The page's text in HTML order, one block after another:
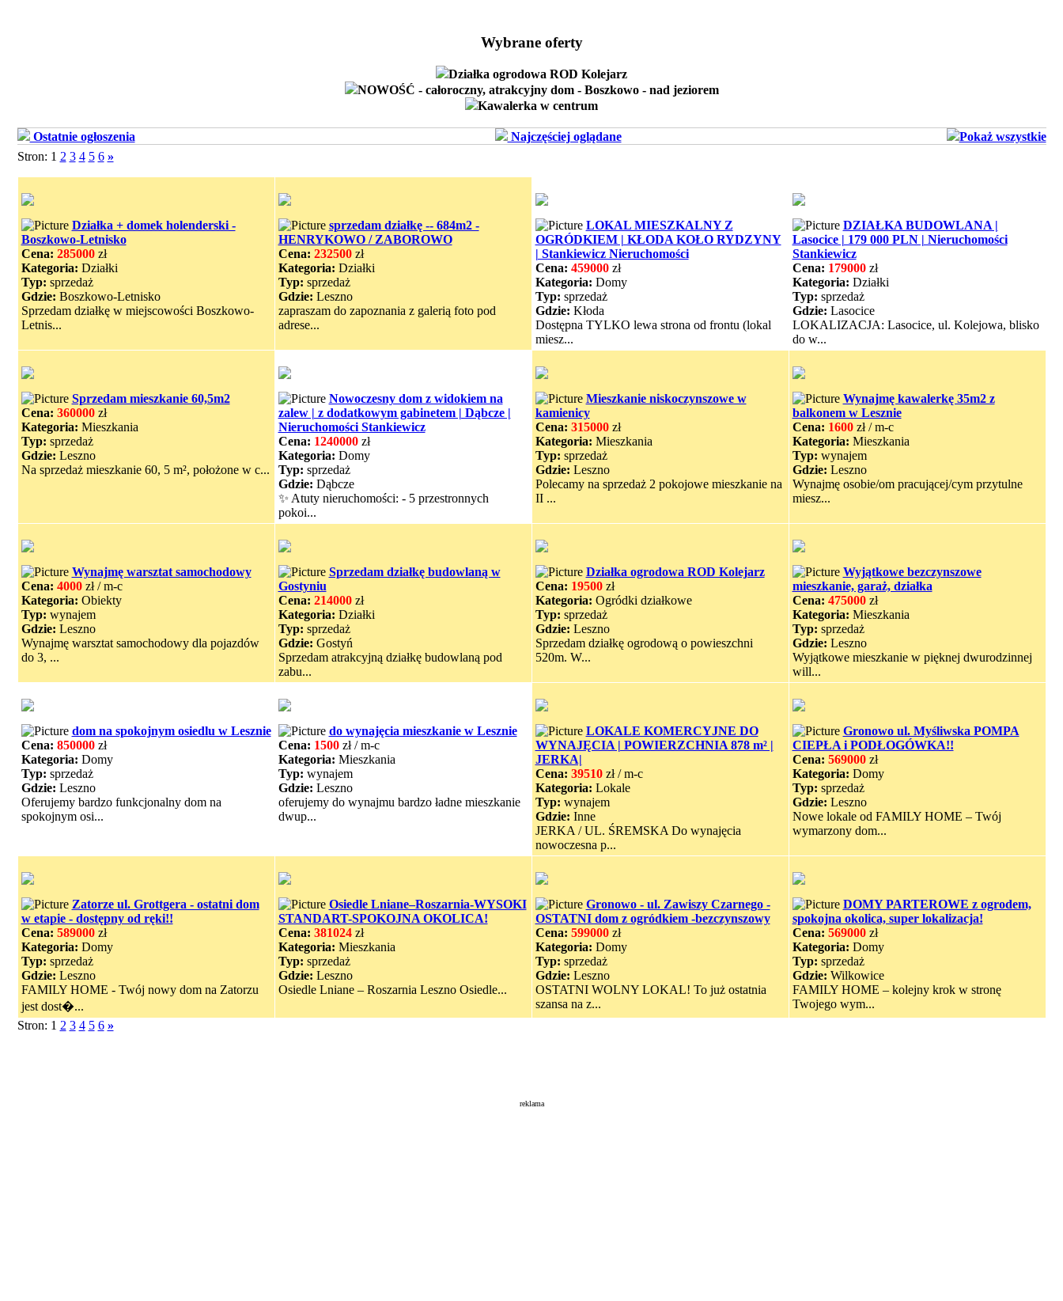
Wybrane oferty
Działka ogrodowa ROD Kolejarz
NOWOŚĆ - całoroczny, atrakcyjny dom - Boszkowo - nad jeziorem
Kawalerka w centrum
Ostatnie ogłoszenia Najczęściej oglądane
Pokaż wszystkie
Stron: 1 2 3 4 5 6 »
Działka + domek holenderski -
Boszkowo-Letnisko
Cena: 285000zł
Kategoria: Działki
Typ: sprzedaż
Gdzie: Boszkowo-Letnisko
Sprzedam działkę w miejscowości Boszkowo-
Letnis...
sprzedam działkę -- 684m2 -
HENRYKOWO / ZABOROWO
Cena: 232500zł
Kategoria: Działki
Typ: sprzedaż
Gdzie: Leszno
zapraszam do zapoznania z galerią foto pod
adrese...
LOKAL MIESZKALNY Z
OGRÓDKIEM | KŁODA KOŁO RYDZYNY
| Stankiewicz Nieruchomości
Cena: 459000zł
Kategoria: Domy
Typ: sprzedaż
Gdzie: Kłoda
Dostępna TYLKO lewa strona od frontu (lokal
miesz...
DZIAŁKA BUDOWLANA |
Lasocice | 179 000 PLN | Nieruchomości
Stankiewicz
Cena: 179000zł
Kategoria: Działki
Typ: sprzedaż
Gdzie: Lasocice
LOKALIZACJA: Lasocice, ul. Kolejowa, blisko
do w...
Sprzedam mieszkanie 60,5m2
Cena: 360000zł
Kategoria: Mieszkania
Typ: sprzedaż
Gdzie: Leszno
Na sprzedaż mieszkanie 60, 5 m², położone w c...
Nowoczesny dom z widokiem na
zalew | z dodatkowym gabinetem | Dąbcze |
Nieruchomości Stankiewicz
Cena: 1240000zł
Kategoria: Domy
Typ: sprzedaż
Gdzie: Dąbcze
✨ Atuty nieruchomości: - 5 przestronnych
pokoi...
Mieszkanie niskoczynszowe w
kamienicy
Cena: 315000zł
Kategoria: Mieszkania
Typ: sprzedaż
Gdzie: Leszno
Polecamy na sprzedaż 2 pokojowe mieszkanie na
II ...
Wynajmę kawalerkę 35m2 z
balkonem w Lesznie
Cena: 1600zł / m-c
Kategoria: Mieszkania
Typ: wynajem
Gdzie: Leszno
Wynajmę osobie/om pracującej/cym przytulne
miesz...
Wynajmę warsztat samochodowy
Cena: 4000zł / m-c
Kategoria: Obiekty
Typ: wynajem
Gdzie: Leszno
Wynajmę warsztat samochodowy dla pojazdów
do 3, ...
Sprzedam działkę budowlaną w
Gostyniu
Cena: 214000zł
Kategoria: Działki
Typ: sprzedaż
Gdzie: Gostyń
Sprzedam atrakcyjną działkę budowlaną pod
zabu...
Działka ogrodowa ROD Kolejarz
Cena: 19500zł
Kategoria: Ogródki działkowe
Typ: sprzedaż
Gdzie: Leszno
Sprzedam działkę ogrodową o powieszchni
520m. W...
Wyjątkowe bezczynszowe
mieszkanie, garaż, działka
Cena: 475000zł
Kategoria: Mieszkania
Typ: sprzedaż
Gdzie: Leszno
Wyjątkowe mieszkanie w pięknej dwurodzinnej
will...
dom na spokojnym osiedlu w Lesznie
Cena: 850000zł
Kategoria: Domy
Typ: sprzedaż
Gdzie: Leszno
Oferujemy bardzo funkcjonalny dom na
spokojnym osi...
do wynajęcia mieszkanie w Lesznie
Cena: 1500zł / m-c
Kategoria: Mieszkania
Typ: wynajem
Gdzie: Leszno
oferujemy do wynajmu bardzo ładne mieszkanie
dwup...
LOKALE KOMERCYJNE DO
WYNAJĘCIA | POWIERZCHNIA 878 m² |
JERKA|
Cena: 39510zł / m-c
Kategoria: Lokale
Typ: wynajem
Gdzie: Inne
JERKA / UL. ŚREMSKA Do wynajęcia
nowoczesna p...
Gronowo ul. Myśliwska POMPA
CIEPŁA i PODŁOGÓWKA!!
Cena: 569000zł
Kategoria: Domy
Typ: sprzedaż
Gdzie: Leszno
Nowe lokale od FAMILY HOME – Twój
wymarzony dom...
Zatorze ul. Grottgera - ostatni dom
w etapie - dostępny od ręki!!
Cena: 589000zł
Kategoria: Domy
Typ: sprzedaż
Gdzie: Leszno
FAMILY HOME - Twój nowy dom na Zatorzu
jest dost�...
Osiedle Lniane–Roszarnia-WYSOKI
STANDART-SPOKOJNA OKOLICA!
Cena: 381024zł
Kategoria: Mieszkania
Typ: sprzedaż
Gdzie: Leszno
Osiedle Lniane – Roszarnia Leszno Osiedle...
Gronowo - ul. Zawiszy Czarnego -
OSTATNI dom z ogródkiem -bezczynszowy
Cena: 599000zł
Kategoria: Domy
Typ: sprzedaż
Gdzie: Leszno
OSTATNI WOLNY LOKAL! To już ostatnia
szansa na z...
DOMY PARTEROWE z ogrodem,
spokojna okolica, super lokalizacja!
Cena: 569000zł
Kategoria: Domy
Typ: sprzedaż
Gdzie: Wilkowice
FAMILY HOME – kolejny krok w stronę
Twojego wym...
Stron: 1 2 3 4 5 6 »
reklama